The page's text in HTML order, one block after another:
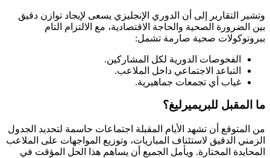
وتشير التقارير إلى أن الدوري الإنجليزي يسعى لإيجاد توازن دقيق
بين الضرورة الصحية والحاجة الاقتصادية، مع الالتزام التام
ببروتوكولات صحية صارمة تشمل:
الفحوصات الدورية لكل المشاركين.
التباعد الاجتماعي داخل الملاعب.
غياب أي تجمعات جماهيرية.
ما المقبل للبريميرليغ؟
من المتوقع أن تشهد الأيام المقبلة اجتماعات حاسمة لتحديد الجدول
الزمني الدقيق لاستئناف المباريات، وتوزيع المواجهات على الملاعب
المحايدة المختارة. ويأمل الجميع أن يساهم هذا الحل المؤقت في